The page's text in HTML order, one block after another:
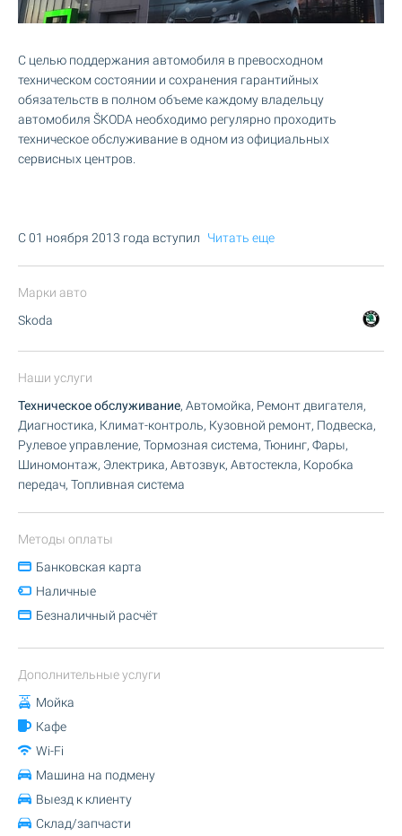
С целью поддержания автомобиля в превосходном
техническом состоянии и сохранения гарантийных
обязательств в полном объеме каждому владельцу
автомобиля ŠKODA необходимо регулярно проходить
техническое обслуживание в одном из официальных
сервисных центров.
C 01 ноября 2013 года вступил Читать еще
Марки авто
Skoda
Наши услуги
Техническое обслуживание, Автомойка, Ремонт двигателя,
Диагностика, Климат-контроль, Кузовной ремонт, Подвеска,
Рулевое управление, Тормозная система, Тюнинг, Фары,
Шиномонтаж, Электрика, Автозвук, Автостекла, Коробка
передач, Топливная система
Методы оплаты
Банковская карта
Наличные
Безналичный расчёт
Дополнительные услуги
Мойка
Кафе
Wi-Fi
Машина на подмену
Выезд к клиенту
Склад/запчасти